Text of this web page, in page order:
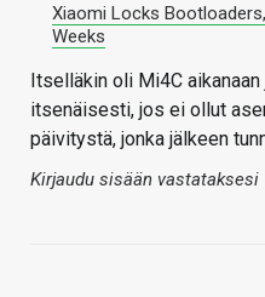
Xiaomi Locks
Weeks
Itselläkin oli Mi4C
itsenäisesti, jos ei ollut
päivitystä, jonka jälkeen
Kirjaudu sisään vastataksesi